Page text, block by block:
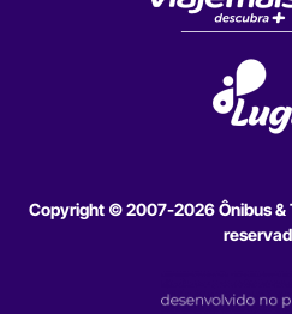
Copyright © 2007-2026 Ônibus &